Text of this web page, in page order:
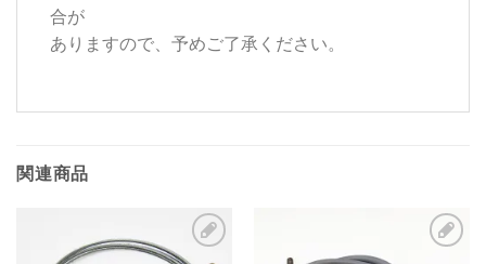
合が
ありますので、予めご了承ください。
関連商品